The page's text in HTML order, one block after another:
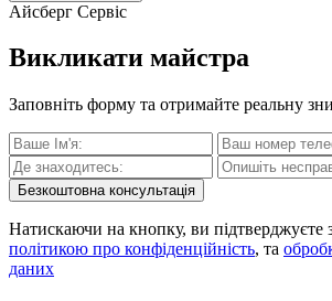
Айсберг Сервіс
Викликати майстра
Заповніть форму та отримайте реальну
Безкоштовна консультація
Натискаючи на кнопку, ви підтверджуєте
політикою про конфіденційність, та
даних